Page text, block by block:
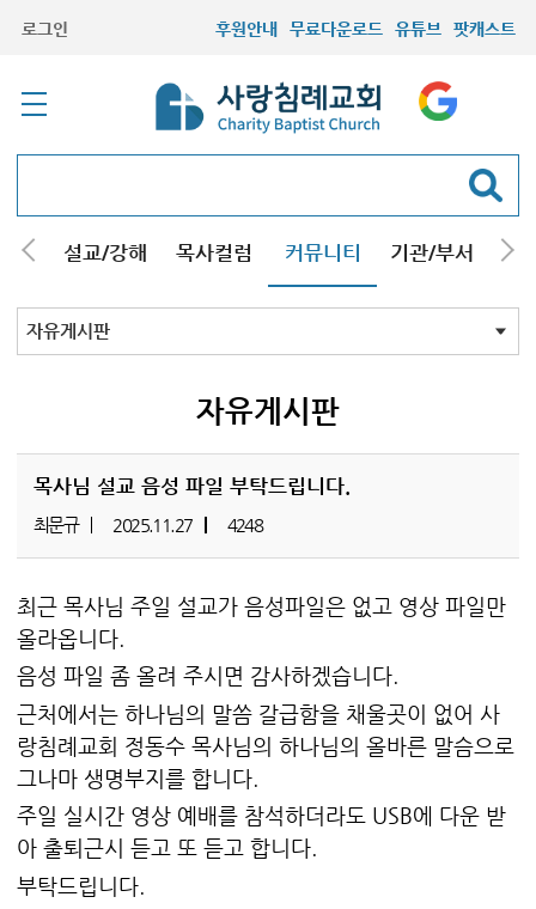
로그인 후원안내 무료다운로드 유튜브 팟캐스트
내 설교/강해 목사컬럼 커뮤니티 기관/부서 선
최근등록자료
자유게시판
자유게시판
목사님 설교 음성 파일 부탁드립니다.
최문규 2025.11.27 4248
최근 목사님 주일 설교가 음성파일은 없고 영상 파일만
올라옵니다.
음성 파일 좀 올려 주시면 감사하겠습니다.
근처에서는 하나님의 말씀 갈급함을 채울곳이 없어 사
랑침례교회 정동수 목사님의 하나님의 올바른 말슴으로
그나마 생명부지를 합니다.
주일 실시간 영상 예배를 참석하더라도 USB에 다운 받
아 출퇴근시 듣고 또 듣고 합니다.
부탁드립니다.